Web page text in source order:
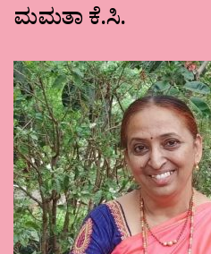
ಮಮತಾ ಕೆ.ಸಿ.